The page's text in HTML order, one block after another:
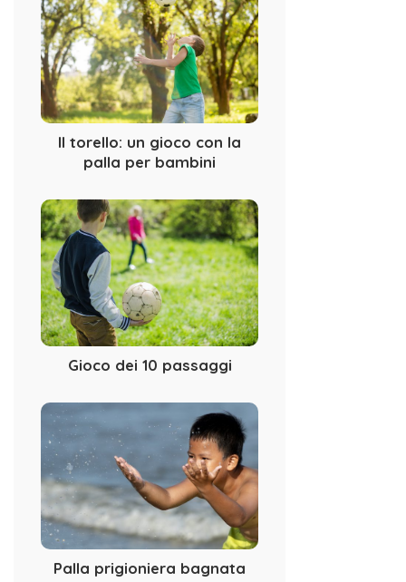
Il torello: un gioco con la
palla per bambini
Gioco dei 10 passaggi
Palla prigioniera bagnata